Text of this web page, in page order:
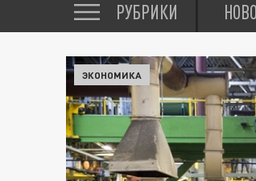
РУБРИКИ
ЭКОНОМИКА